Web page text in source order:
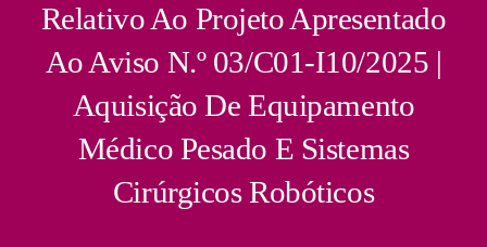
RHLogin
Relativo Ao Projeto Apresentado
Ao Aviso N.º 03/C01-I10/2025 |
Aquisição De Equipamento
Médico Pesado E Sistemas
Cirúrgicos Robóticos